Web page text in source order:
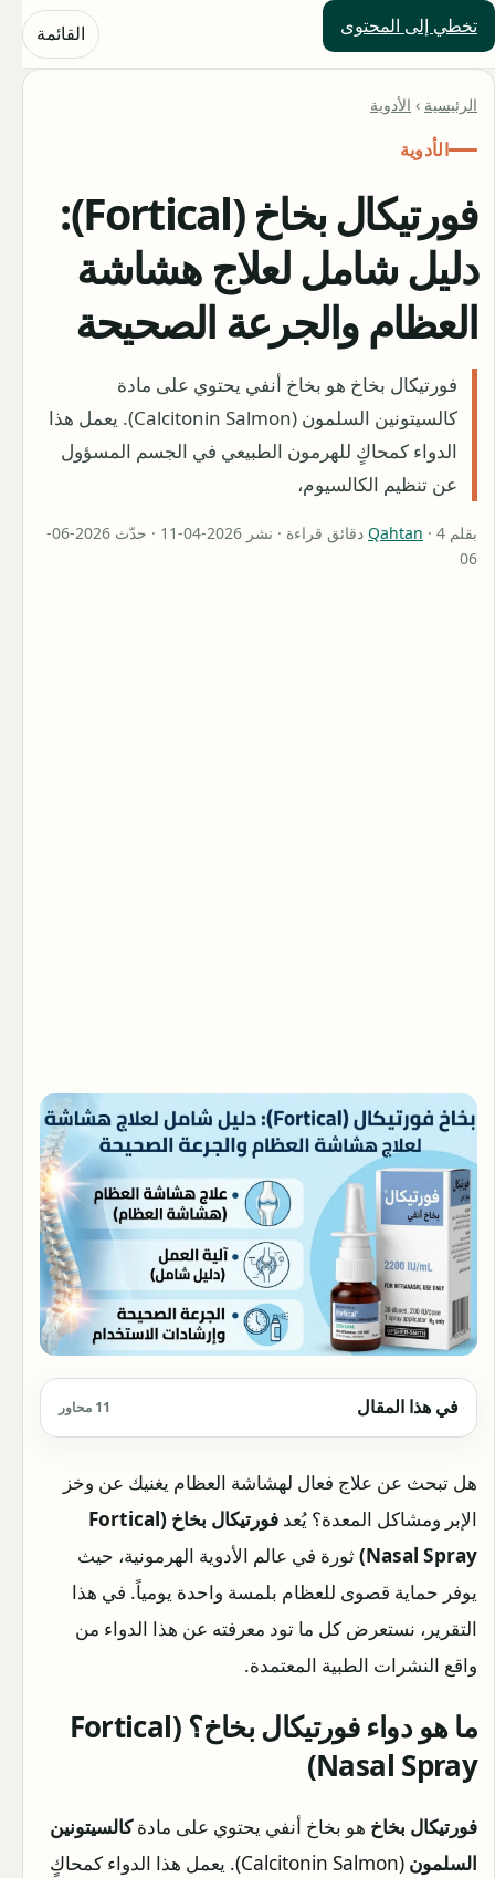
تخطي إلى المحتوى
حلول العالم القائمة
الرئيسية › الأدوية
الأدوية
فورتيكال بخاخ (Fortical):
دليل شامل لعلاج هشاشة
العظام والجرعة الصحيحة
فورتيكال بخاخ هو بخاخ أنفي يحتوي على مادة
كالسيتونين السلمون (Calcitonin Salmon). يعمل هذا
الدواء كمحاكٍ للهرمون الطبيعي في الجسم المسؤول
عن تنظيم الكالسيوم،
بقلم Qahtan
· 4 دقائق قراءة · نشر 2026-04-11 · حدّث 2026-06-
06
في هذا المقال 11 محاور
هل تبحث عن علاج فعال لهشاشة العظام يغنيك عن وخز
الإبر ومشاكل المعدة؟ يُعد
فورتيكال بخاخ (Fortical
Nasal Spray) ثورة في عالم الأدوية الهرمونية، حيث
يوفر حماية قصوى للعظام بلمسة واحدة يومياً. في هذا
التقرير، نستعرض كل ما تود معرفته عن هذا الدواء من
واقع النشرات الطبية المعتمدة.
ما هو دواء فورتيكال بخاخ؟ (Fortical
Nasal Spray)
فورتيكال بخاخ هو بخاخ أنفي يحتوي على مادةكالسيتونين
السلمون
(Calcitonin Salmon). يعمل هذا الدواء كمحاكٍ